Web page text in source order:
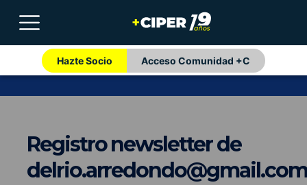
Hazte Socio Acceso Comunidad +C
Registro newsletter de
delrio.arredondo@gmail.com